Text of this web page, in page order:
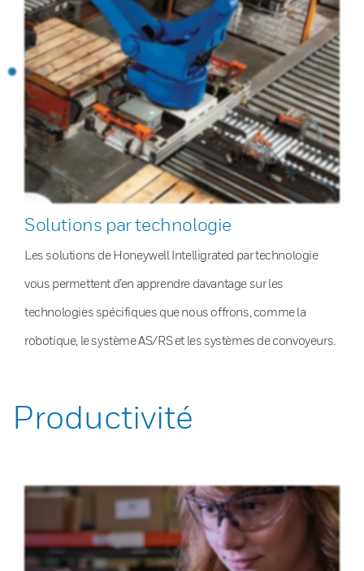
Solutions par technologie
Les solutions de Honeywell Intelligrated par technologie
vous permettent d’en apprendre davantage sur les
technologies spécifiques que nous offrons, comme la
robotique, le système AS/RS et les systèmes de convoyeurs.
Productivité